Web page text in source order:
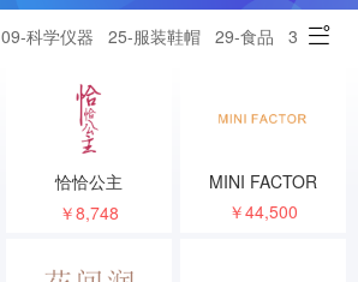
09-科学仪器 25-服装鞋帽 29-食品 30-小食
恰恰公主
￥8,748
MINI FACTOR
￥44,500